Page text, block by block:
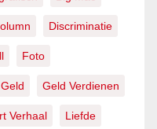
Discriminatie
Foto
Geld Geld Verdienen
Verhaal Liefde